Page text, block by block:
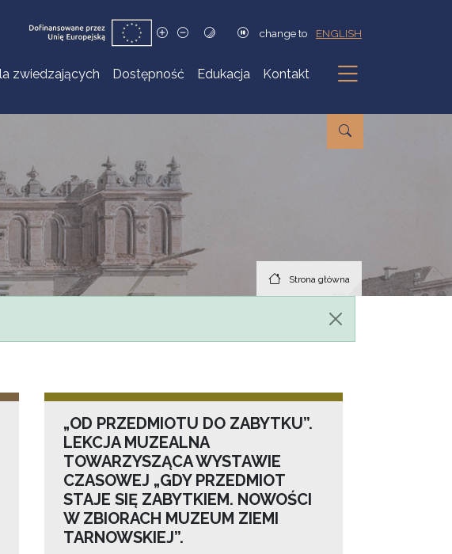
change to ENGLISH
zwiedzających Dostępność Edukacja Kontakt
Podmenu
Strona główna
„OD PRZEDMIOTU DO ZABYTKU”.
LEKCJA MUZEALNA
TOWARZYSZĄCA WYSTAWIE
CZASOWEJ „GDY PRZEDMIOT
STAJE SIĘ ZABYTKIEM. NOWOŚCI
W ZBIORACH MUZEUM ZIEMI
TARNOWSKIEJ”.